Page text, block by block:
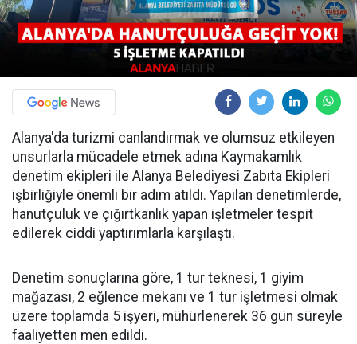
Alanya'da turizmi canlandırmak ve olumsuz etkileyen
unsurlarla mücadele etmek adına Kaymakamlık
denetim ekipleri ile Alanya Belediyesi Zabıta Ekipleri
işbirliğiyle önemli bir adım atıldı. Yapılan denetimlerde,
hanutçuluk ve çığırtkanlık yapan işletmeler tespit
edilerek ciddi yaptırımlarla karşılaştı.
Denetim sonuçlarına göre, 1 tur teknesi, 1 giyim
mağazası, 2 eğlence mekanı ve 1 tur işletmesi olmak
üzere toplamda 5 işyeri, mühürlenerek 36 gün süreyle
faaliyetten men edildi.